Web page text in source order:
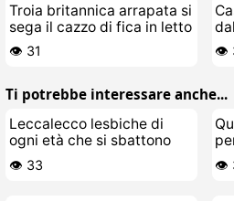
Troia britannica arrapata si
sega il cazzo di fica in letto
👁️ 31 👁️
Ti potrebbe interessare anche...
Leccalecco lesbiche di
ogni età che si sbattono
👁️ 33 👁️